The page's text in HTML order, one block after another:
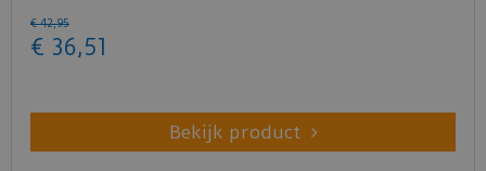
€ 42,95
€ 36,51
Bekijk product